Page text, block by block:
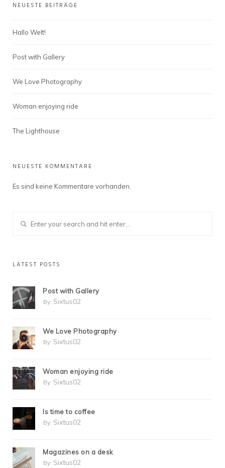
NEUESTE BEITRÄGE
Hallo Welt!
Post with Gallery
We Love Photography
Woman enjoying ride
The Lighthouse
NEUESTE KOMMENTARE
Es sind keine Kommentare vorhanden.
LATEST POSTS
Post with Gallery
By: Sixtus02
We Love Photography
By: Sixtus02
Woman enjoying ride
By: Sixtus02
Is time to coffee
By: Sixtus02
Magazines on a desk
By: Sixtus02